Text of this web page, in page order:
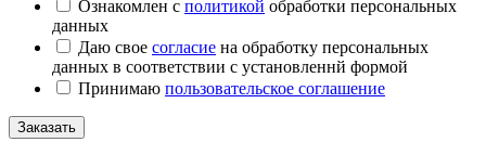
Ознакомлен с политикой обработки персональных
данных
Даю свое согласие на обработку персональных
данных в соответствии с установленнй формой
Принимаю пользовательское соглашение
Заказать